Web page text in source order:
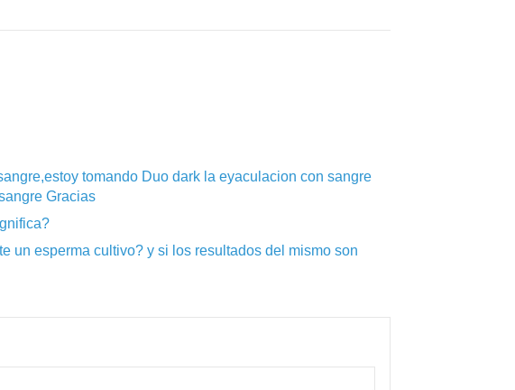
tomando Duo dark la eyaculacion con sangre
Gracias
un esperma cultivo? y si los resultados del mismo son